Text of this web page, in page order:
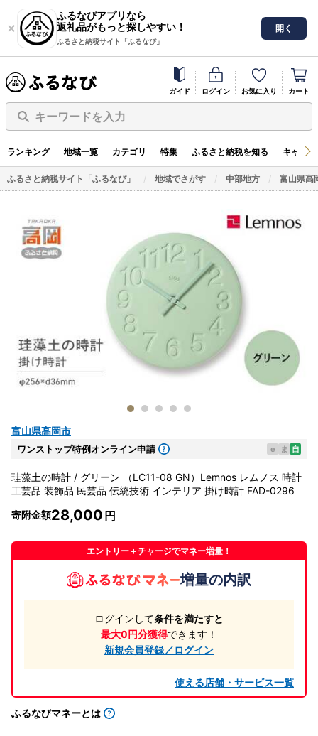
ふるなびアプリなら
返礼品がもっと探しやすい！
ふるさと納税サイト「ふるなび」
開く
ガイド ログイン お気に入り カート
キーワードを入力
ランキング 地域一覧 カテゴリ 特集 ふるさと納税を知る キャン
ふるさと納税サイト「ふるなび」 地域でさがす 中部地方 富山県高
富山県高岡市
ワンストップ特例オンライン申請 e ま 自
珪藻土の時計 / グリーン （LC11-08 GN）Lemnos レムノス 時計
工芸品 装飾品 民芸品 伝統技術 インテリア 掛け時計 FAD-0296
寄附金額28,000
エントリー＋チャージでマネー増量！
増量の内訳
ログインして条件を満たすと
最大0円分獲得できます！
新規会員登録／ログイン
使える店舗・サービス一覧
ふるなびマネーとは